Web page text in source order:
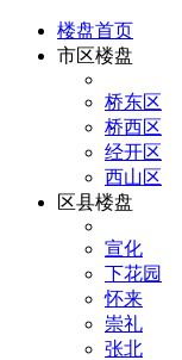
楼盘首页
市区楼盘
桥东区
桥西区
经开区
西山区
区县楼盘
宣化
下花园
怀来
崇礼
张北